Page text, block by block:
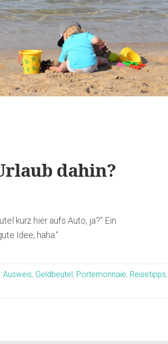
dahin?
kurz hier aufs Auto, ja?“ Ein
Idee, haha.“
Ausweis, Geldbeutel, Portemonnaie, Reisetipps,